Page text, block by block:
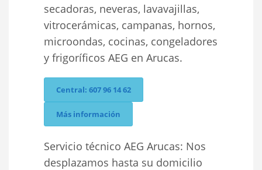
secadoras, neveras, lavavajillas,
vitrocerámicas, campanas, hornos,
microondas, cocinas, congeladores
y frigoríficos AEG en Arucas.
Central: 607 96 14 62
Más información
Servicio técnico AEG Arucas: Nos
desplazamos hasta su domicilio